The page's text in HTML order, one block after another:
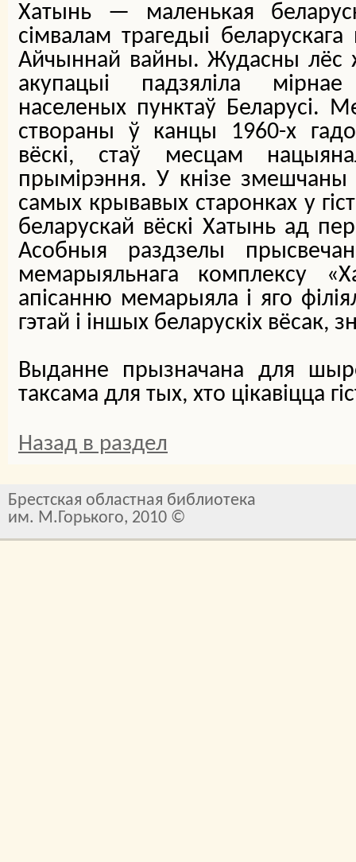
Хатынь — маленькая
сімвалам трагедыі
Айчыннай вайны. Жудасны лёс
акупацыі падзяліла
населеных пунктаў Беларусі.
створаны ў канцы 1960-х
вёскі, стаў месцам
прымірэння. У кнізе змешчаны
самых крывавых старонках у
беларускай вёскі Хатынь ад
Асобныя раздзелы
мемарыяльнага комплексу
апісанню мемарыяла і яго
гэтай і іншых беларускіх вёсак,
Выданне прызначана для
таксама для тых, хто цікавіцца
Назад в раздел
Брестская областная библиотека
им. М.Горького, 2010 ©